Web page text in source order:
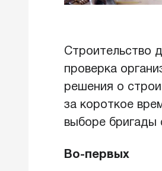
Строительство
проверка
решения о
за короткое
выборе бригады
Во-первых